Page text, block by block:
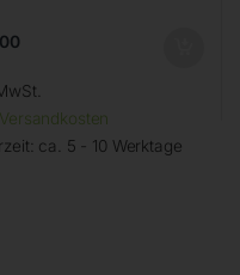
Versandkosten
ca. 5 - 10 Werktage